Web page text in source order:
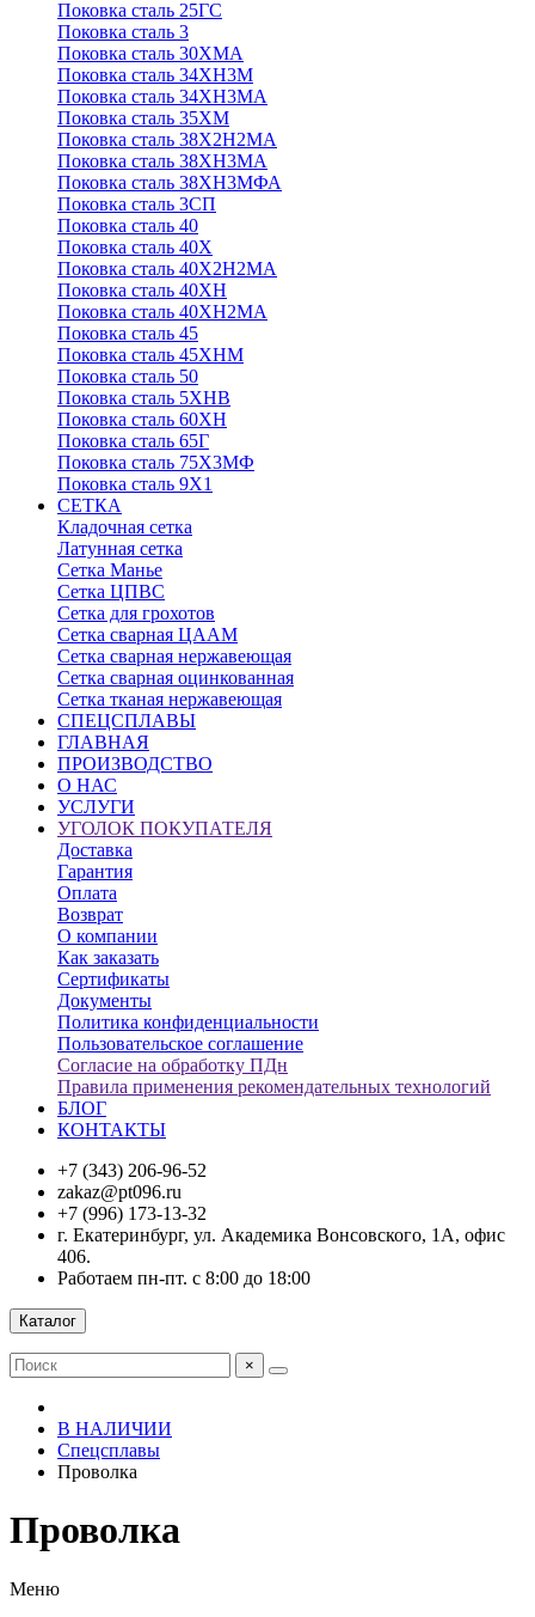
Поковка сталь 25ГС
Поковка сталь 3
Поковка сталь 30ХМА
Поковка сталь 34ХН3М
Поковка сталь 34ХН3МА
Поковка сталь 35ХМ
Поковка сталь 38Х2Н2МА
Поковка сталь 38ХН3МА
Поковка сталь 38ХН3МФА
Поковка сталь 3СП
Поковка сталь 40
Поковка сталь 40Х
Поковка сталь 40Х2Н2МА
Поковка сталь 40ХН
Поковка сталь 40ХН2МА
Поковка сталь 45
Поковка сталь 45ХНМ
Поковка сталь 50
Поковка сталь 5ХНВ
Поковка сталь 60ХН
Поковка сталь 65Г
Поковка сталь 75Х3МФ
Поковка сталь 9Х1
СЕТКА
Кладочная сетка
Латунная сетка
Сетка Манье
Сетка ЦПВС
Сетка для грохотов
Сетка сварная ЦААМ
Сетка сварная нержавеющая
Сетка сварная оцинкованная
Сетка тканая нержавеющая
СПЕЦСПЛАВЫ
ГЛАВНАЯ
ПРОИЗВОДСТВО
О НАС
УСЛУГИ
УГОЛОК ПОКУПАТЕЛЯ
Доставка
Гарантия
Оплата
Возврат
О компании
Как заказать
Сертификаты
Документы
Политика конфиденциальности
Пользовательское соглашение
Согласие на обработку ПДн
Правила применения рекомендательных технологий
БЛОГ
КОНТАКТЫ
+7 (343) 206-96-52
zakaz@pt096.ru
+7 (996) 173-13-32
г. Екатеринбург, ул. Академика Вонсовского, 1А, офис
406.
Работаем пн-пт. с 8:00 до 18:00
Каталог
×
В НАЛИЧИИ
Спецсплавы
Проволка
Проволка
Меню